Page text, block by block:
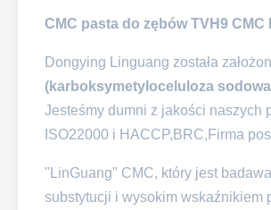
CMC pasta do zębów TVH9 CMC
Dongying Linguang została
(karboksymetyloceluloza
Jesteśmy dumni z jakości naszych
ISO22000 i HACCP,BRC,Firma
"LinGuang" CMC, który jest
substytucji i wysokim wskaźnikiem